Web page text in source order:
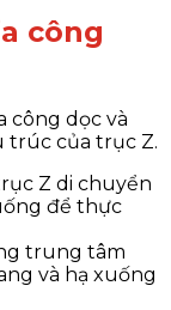
công
công dọc và
trúc của trục Z.
Z di chuyển
để thực
trung tâm
và hạ xuống